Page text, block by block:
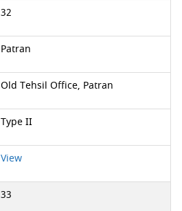
32
Patran
Old Tehsil Office, Patran
Type II
View
33